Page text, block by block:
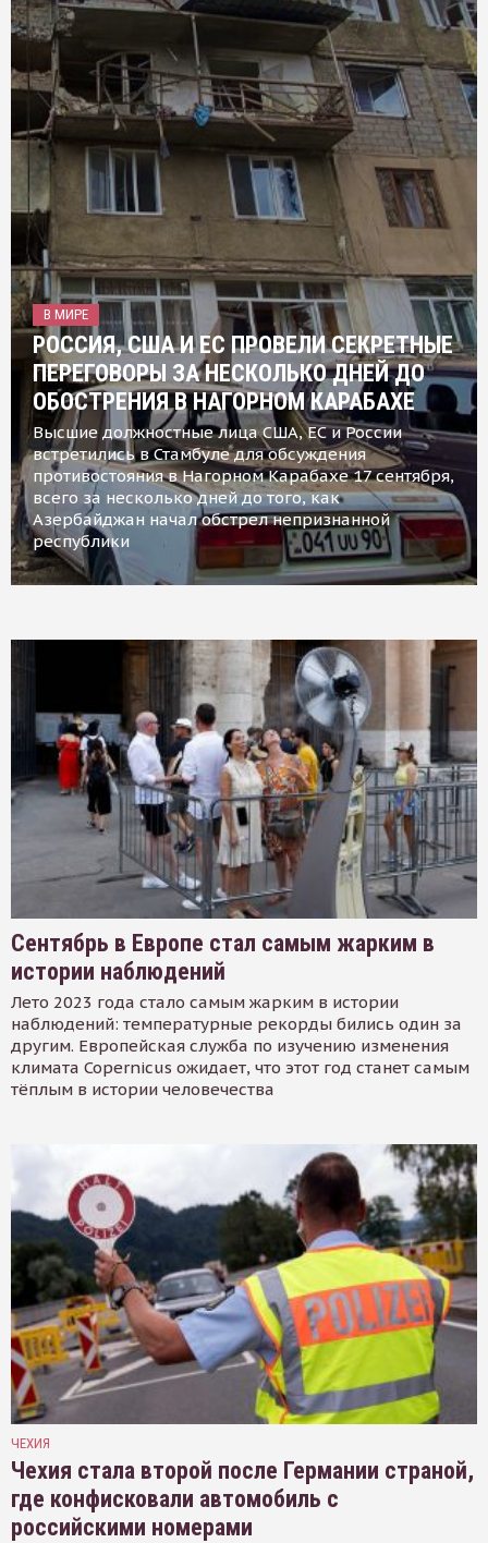
В МИРЕ
РОССИЯ, США И ЕС ПРОВЕЛИ СЕКРЕТНЫЕ
ПЕРЕГОВОРЫ ЗА НЕСКОЛЬКО ДНЕЙ ДО
ОБОСТРЕНИЯ В НАГОРНОМ КАРАБАХЕ
Высшие должностные лица США, ЕС и России
встретились в Стамбуле для обсуждения
противостояния в Нагорном Карабахе 17 сентября,
всего за несколько дней до того, как
Азербайджан начал обстрел непризнанной
республики
Сентябрь в Европе стал самым жарким в
истории наблюдений
Лето 2023 года стало самым жарким в истории
наблюдений: температурные рекорды бились один за
другим. Европейская служба по изучению изменения
климата Copernicus ожидает, что этот год станет самым
тёплым в истории человечества
ЧЕХИЯ
Чехия стала второй после Германии страной,
где конфисковали автомобиль с
российскими номерами